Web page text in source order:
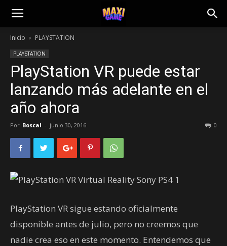
Inicio PLAYSTATION
PLAYSTATION
PlayStation VR puede estar
lanzando más adelante en el
año ahora
Por Boscal - junio 30, 2016 0
PlayStation VR sigue estando oficialmente
disponible antes de julio, pero no creemos que
nadie crea eso en este momento. Entendemos que